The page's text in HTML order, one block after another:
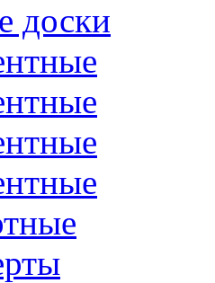
доски